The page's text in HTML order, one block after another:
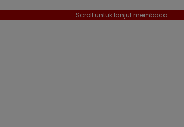
Scroll untuk lanjut membaca